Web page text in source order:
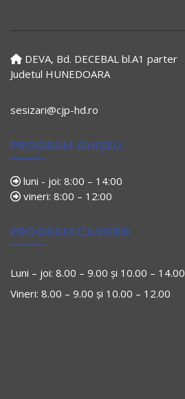
DEVA, Bd. DECEBAL bl.A1 parter
Judetul HUNEDOARA
sesizari@cjp-hd.ro
PROGRAM GHIȘEU
luni - joi: 8:00 – 14:00
vineri: 8:00 – 12:00
PROGRAM CASIERIE
Luni – joi: 8.00 – 9.00 și 10.00 – 14.00
Vineri: 8.00 – 9.00 și 10.00 – 12.00